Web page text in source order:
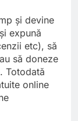
și devine
expună
etc), să
să doneze
Totodată
online